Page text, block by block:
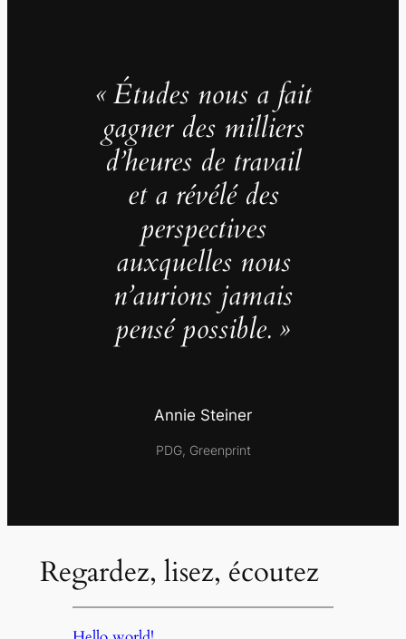
« Études nous a fait
gagner des milliers
d’heures de travail
et a révélé des
perspectives
auxquelles nous
n’aurions jamais
pensé possible. »
Annie Steiner
PDG, Greenprint
Regardez, lisez, écoutez